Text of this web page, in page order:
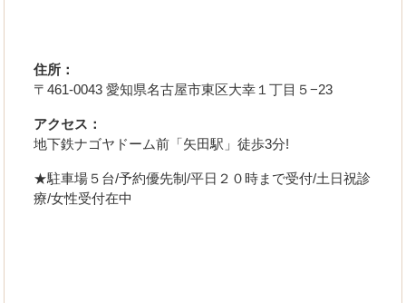
住所：
〒461-0043 愛知県名古屋市東区大幸１丁目５−23
アクセス：
地下鉄ナゴヤドーム前「矢田駅」徒歩3分!
★駐車場５台/予約優先制/平日２０時まで受付/土日祝診
療/女性受付在中